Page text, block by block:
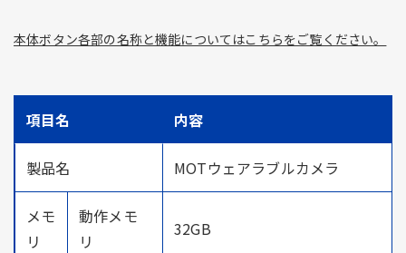
本体ボタン各部の名称と機能についてはこちらをご覧ください。
項目名 内容
製品名 MOTウェアラブルカメラ
メモ
リ
動作メモ
リ
32GB